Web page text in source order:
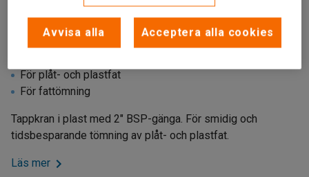
Liknande produkter
För plåt- och plastfat
För fattömning
Tappkran i plast med 2" BSP-gänga. För smidig och
tidsbesparande tömning av plåt- och plastfat.
Läs mer
Avvisa alla Acceptera alla cookies